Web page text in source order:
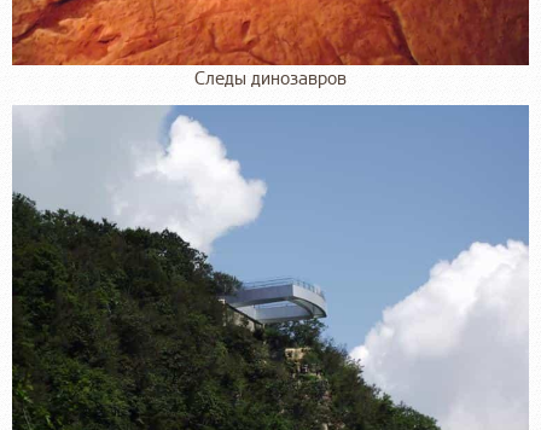
Следы динозавров